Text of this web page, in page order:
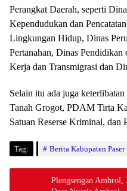
Perangkat Daerah, seperti
Kependudukan dan
Lingkungan Hidup, Dinas
Pertanahan, Dinas Pendidikan
Kerja dan Transmigrasi dan
Selain itu ada juga
Tanah Grogot, PDAM Tirta
Satuan Reserse Kriminal, dan
Tag: Berita Kabupaten Paser
Plengsengan Ambrol,